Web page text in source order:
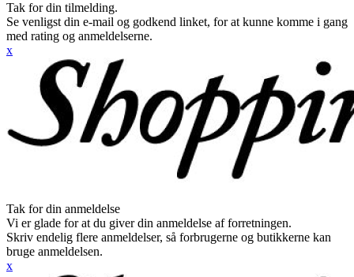
Tak for din tilmelding.
Se venligst din e-mail og godkend linket, for at kunne komme i gang
med rating og anmeldelserne.
x
Tak for din anmeldelse
Vi er glade for at du giver din anmeldelse af forretningen.
Skriv endelig flere anmeldelser, så forbrugerne og butikkerne kan
bruge anmeldelsen.
x